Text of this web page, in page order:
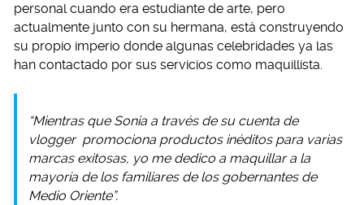
personal cuando era estudiante de arte, pero
actualmente junto con su hermana, está construyendo
su propio imperio donde algunas celebridades ya las
han contactado por sus servicios como maquillista.
“Mientras que Sonia a través de su cuenta de
vlogger promociona productos inéditos para varias
marcas exitosas, yo me dedico a maquillar a la
mayoría de los familiares de los gobernantes de
Medio Oriente”.